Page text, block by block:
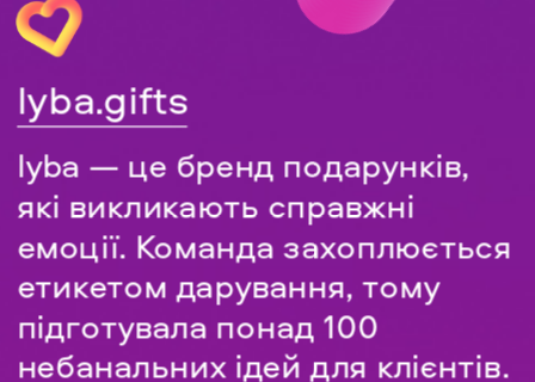
lyba.gifts
lyba — це бренд подарунків,
які викликають справжні
емоції. Команда захоплюється
етикетом дарування, тому
підготувала понад 100
небанальних ідей для клієнтів.